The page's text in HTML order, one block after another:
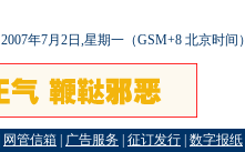
2007年7月2日,星期一（GSM+8 北京时间）
网管信箱 广告服务 征订发行 数字报纸